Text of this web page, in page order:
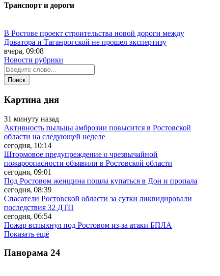
Транспорт и дороги
В Ростове проект строительства новой дороги между
Доватора и Таганрогской не прошел экспертизу
вчера, 09:08
Новости рубрики
Картина дня
31 минуту назад
Активность пыльцы амброзии повысится в Ростовской
области на следующей неделе
сегодня, 10:14
Штормовое предупреждение о чрезвычайной
пожароопасности объявили в Ростовской области
сегодня, 09:01
Под Ростовом женщина пошла купаться в Дон и пропала
сегодня, 08:39
Спасатели Ростовской области за сутки ликвидировали
последствия 32 ДТП
сегодня, 06:54
Пожар вспыхнул под Ростовом из-за атаки БПЛА
Показать ещё
Панорама 24